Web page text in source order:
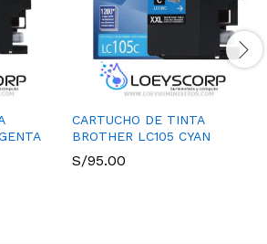
CARTUCHO DE TINTA
BROTHER LC105 CYAN
S/95.00